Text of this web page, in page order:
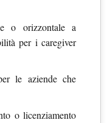
o orizzontale a
per i caregiver
le aziende che
o licenziamento